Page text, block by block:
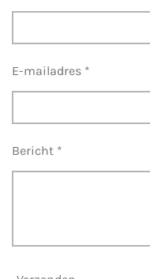
E-mailadres *
Bericht *